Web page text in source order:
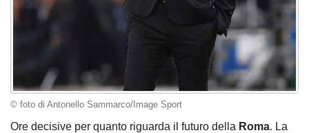
© foto di Antonello Sammarco/Image Sport
Ore decisive per quanto riguarda il futuro della Roma. La